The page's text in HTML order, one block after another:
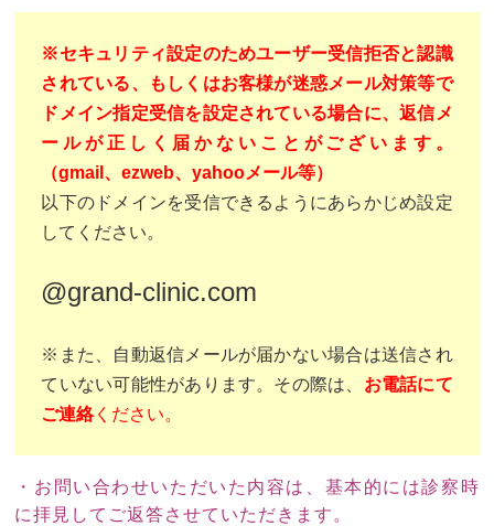
※セキュリティ設定のためユーザー受信拒否と認識
されている、もしくはお客様が迷惑メール対策等で
ドメイン指定受信を設定されている場合に、返信メ
ールが正しく届かないことがございます。
（gmail、ezweb、yahooメール等）
以下のドメインを受信できるようにあらかじめ設定
してください。
@grand-clinic.com
※また、自動返信メールが届かない場合は送信され
ていない可能性があります。その際は、 お電話にて
ご連絡ください。
・お問い合わせいただいた内容は、基本的には診察時
に拝見してご返答させていただきます。